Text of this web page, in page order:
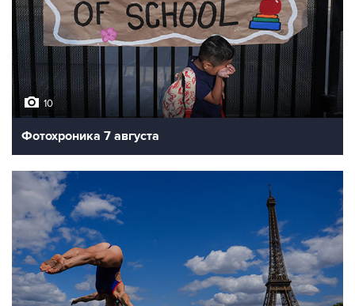
10
Фотохроника 7 августа